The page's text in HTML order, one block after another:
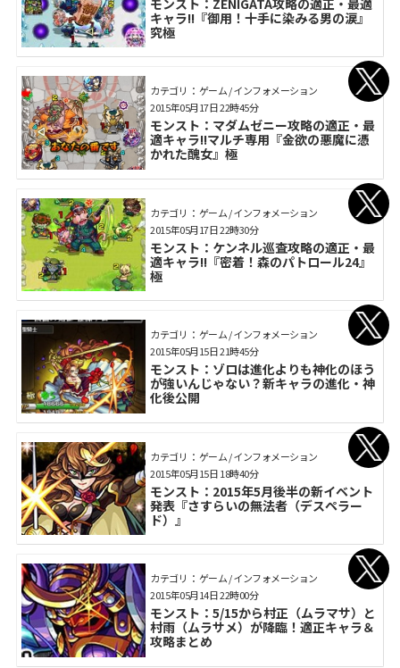
キャラ!!『御用！十手に染みる男の涙』
究極
カテゴリ： ゲーム / インフォメーション
モンスト：マダムゼニー攻略の適正・最
適キャラ!!マルチ専用『金欲の悪魔に憑
かれた醜女』極
2015年05月17日 22時45分
カテゴリ： ゲーム / インフォメーション
モンスト：ケンネル巡査攻略の適正・最
適キャラ!!『密着！森のパトロール24』
極
2015年05月17日 22時30分
カテゴリ： ゲーム / インフォメーション
モンスト：ゾロは進化よりも神化のほう
が強いんじゃない？新キャラの進化・神
化後公開
2015年05月15日 21時45分
カテゴリ： ゲーム / インフォメーション
モンスト：2015年5月後半の新イベント
発表『さすらいの無法者（デスペラー
ド）』
2015年05月15日 18時40分
カテゴリ： ゲーム / インフォメーション
モンスト：5/15から村正（ムラマサ）と
村雨（ムラサメ）が降臨！適正キャラ＆
攻略まとめ
2015年05月14日 22時00分